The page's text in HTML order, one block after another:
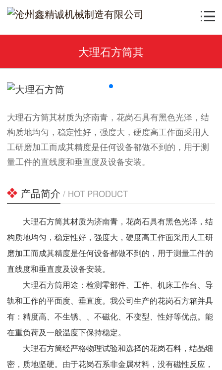
大理石方筒其
大理石方筒其材质为济南青，花岗石具有黑色光泽，结
构质地均匀，稳定性好，强度大，硬度高工作面采用人
工研磨加工而成其精度是任何设备都做不到的，用于测
量工件的直线度和垂直度及设备安装。
产品简介 / HOT PRODUCT
大理石方筒其材质为济南青，花岗石具有黑色光泽，结
构质地均匀，稳定性好，强度大，硬度高工作面采用人工研
磨加工而成其精度是任何设备都做不到的，用于测量工件的
直线度和垂直度及设备安装。
大理石方筒用途：检测零部件、工件、机床工作台、导
轨和工作的平面度、垂直度。我公司生产的花岗石方箱并具
有：精度高、不生锈、、不磁化、不变型、性好等优点。能
在重负荷及一般温度下保持稳定。
大理石方筒经严格物理试验和选择的花岗石料，结晶细
密，质地坚硬。由于花岗石系非金属材料，没有磁性反应，